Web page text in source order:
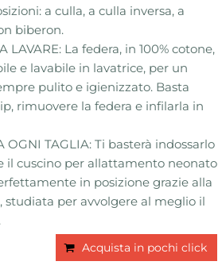
a culla, a culla inversa, a
biberon.
LAVARE: La federa, in 100% cotone,
e lavabile in lavatrice, per un
pulito e igienizzato. Basta
rimuovere la federa e infilarla in
OGNI TAGLIA: Ti basterà indossarlo
il cuscino per allattamento neonato
in posizione grazie alla
studiata per avvolgere al meglio il
Acquista in pochi click